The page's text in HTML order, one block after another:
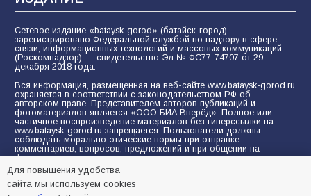
Сетевое издание «bataysk-gorod» (батайск-город)
зарегистрировано Федеральной службой по надзору в сфере
связи, информационных технологий и массовых коммуникаций
(Роскомнадзор) — свидетельство Эл № ФС77-74707 от 29
декабря 2018 года.
Вся информация, размещенная на веб-сайте www.bataysk-gorod.ru
охраняется в соответствии с законодательством РФ об
авторском праве. Представителем авторов публикаций и
фотоматериалов является «ООО БИА Вперёд». Полное или
частичное воспроизведение материалов без гиперссылки на
www.bataysk-gorod.ru запрещается. Пользователи должны
соблюдать морально-этические нормы при отправке
комментариев, вопросов, предложений и при общении на
форуме.
Политика конфиденциальности и защиты информации
Для повышения удобства
сайта мы используем cookies